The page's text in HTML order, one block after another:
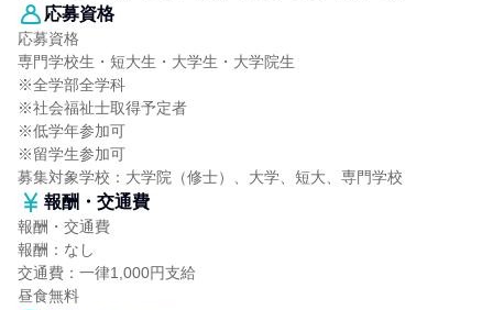
応募資格
応募資格
専門学校生・短大生・大学生・大学院生
※全学部全学科
※社会福祉士取得予定者
※低学年参加可
※留学生参加可
募集対象学校：大学院（修士）、大学、短大、専門学校
報酬・交通費
報酬・交通費
報酬：なし
交通費：一律1,000円支給
昼食無料